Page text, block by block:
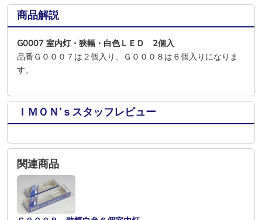
商品解説
G0007 室内灯・狭幅・白色ＬＥＤ 2個入
品番Ｇ０００７は２個入り、Ｇ０００８は６個入りになりま
す。
ＩＭＯＮ’ｓスタッフレビュー
関連商品